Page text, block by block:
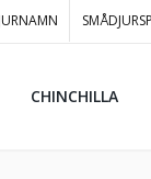
CHINCHILLA